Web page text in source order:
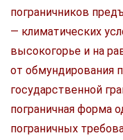
пограничников
— климатических
высокогорье и на
от обмундирования
государственной
пограничная форма
пограничных